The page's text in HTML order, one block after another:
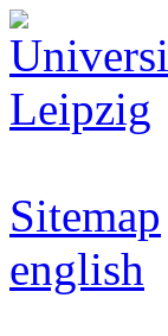
Sitemap
english